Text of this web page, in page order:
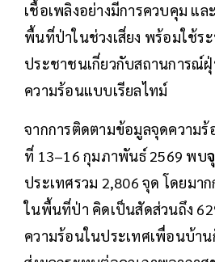
เชื้อเพลิงอย่างมีการควบคุม แล
พื้นที่ป่าในช่วงเสี่ยง พร้อมใช้ร
ประชาชนเกี่ยวกับสถานการณ์
ความร้อนแบบเรียลไทม์
จากการติดตามข้อมูลจุดความร้
ที่ 13–16 กุมภาพันธ์ 2569 พบ
ประเทศรวม 2,806 จุด โดยมาก
ในพื้นที่ป่า คิดเป็นสัดส่วนถึง
ความร้อนในประเทศเพื่อนบ้าน